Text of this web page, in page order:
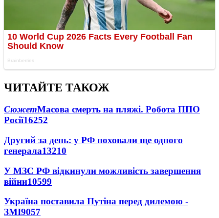
ЧИТАЙТЕ ТАКОЖ
СюжетМасова смерть на пляжі. Робота ППО
Росії16252
Другий за день: у РФ поховали ще одного
генерала13210
У МЗС РФ відкинули можливість завершення
війни10599
Україна поставила Путіна перед дилемою -
ЗМІ9057